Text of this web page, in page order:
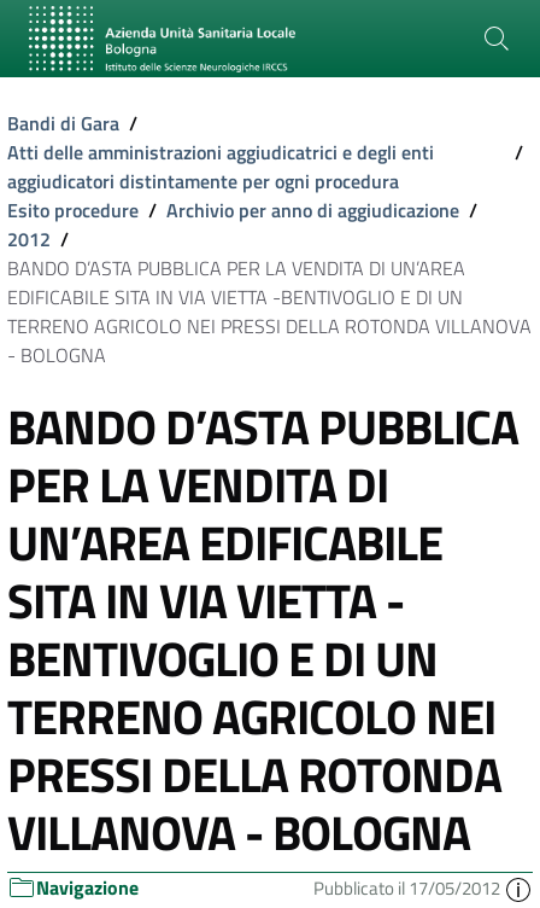
Bandi di Gara /
Atti delle amministrazioni aggiudicatrici e degli enti
aggiudicatori distintamente per ogni procedura
/
Esito procedure / Archivio per anno di aggiudicazione /
2012 /
BANDO D’ASTA PUBBLICA PER LA VENDITA DI UN’AREA
EDIFICABILE SITA IN VIA VIETTA -BENTIVOGLIO E DI UN
TERRENO AGRICOLO NEI PRESSI DELLA ROTONDA VILLANOVA
- BOLOGNA
BANDO D’ASTA PUBBLICA
PER LA VENDITA DI
UN’AREA EDIFICABILE
SITA IN VIA VIETTA -
BENTIVOGLIO E DI UN
TERRENO AGRICOLO NEI
PRESSI DELLA ROTONDA
VILLANOVA - BOLOGNA
Navigazione Pubblicato il 17/05/2012